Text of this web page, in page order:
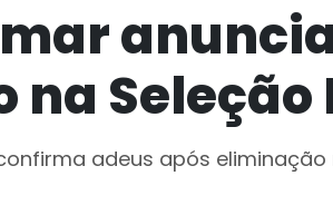
na
adeus após eliminação